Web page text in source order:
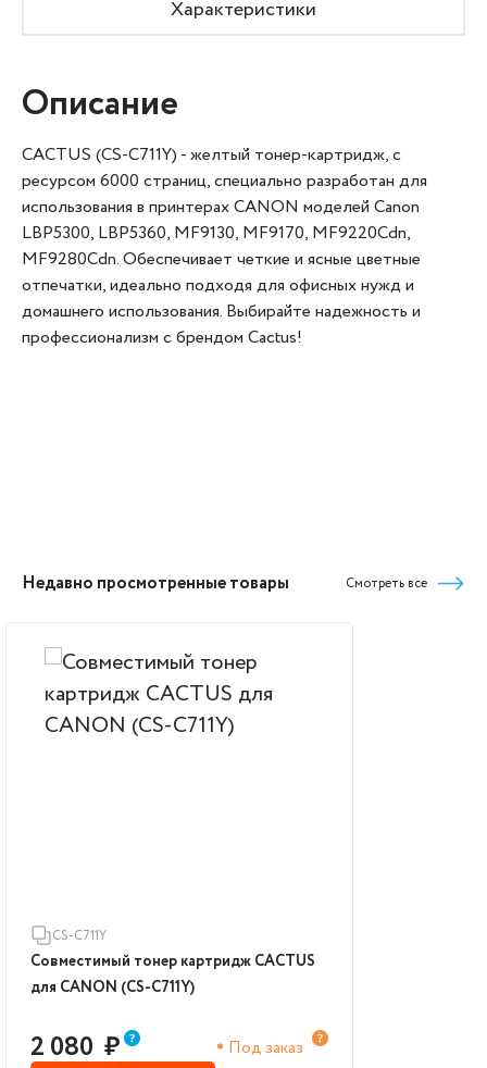
Характеристики
Описание
CACTUS (CS-C711Y) - желтый тонер-картридж, с
ресурсом 6000 страниц, специально разработан для
использования в принтерах CANON моделей Canon
LBP5300, LBP5360, MF9130, MF9170, MF9220Cdn,
MF9280Cdn. Обеспечивает четкие и ясные цветные
отпечатки, идеально подходя для офисных нужд и
домашнего использования. Выбирайте надежность и
профессионализм с брендом Cactus!
Недавно просмотренные товары Смотреть все
CS-C711Y
Совместимый тонер картридж CACTUS
для CANON (CS-C711Y)
2 080 ₽ Под заказ